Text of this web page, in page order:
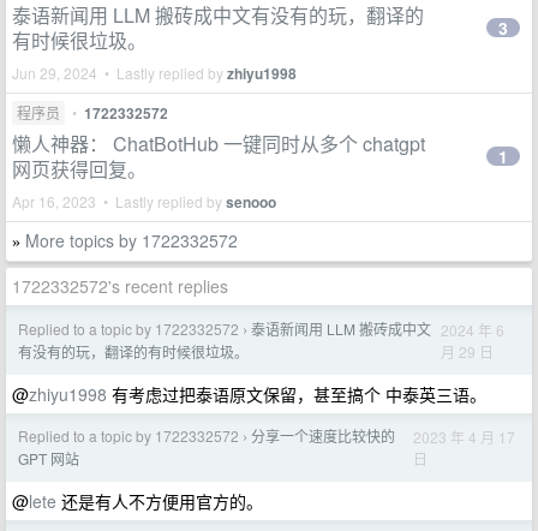
泰语新闻用 LLM 搬砖成中文有没有的玩，翻译的
有时候很垃圾。
Jun 29, 2024 • Lastly replied byzhiyu1998
3
程序员 • 1722332572
懒人神器： ChatBotHub 一键同时从多个 chatgpt
网页获得回复。
Apr 16, 2023 • Lastly replied bysenooo
1
» More topics by 1722332572
1722332572's recent replies
Replied to a topic by 1722332572 › 泰语新闻用 LLM 搬砖成中文
有没有的玩，翻译的有时候很垃圾。
2024 年 6
月 29 日
@zhiyu1998 有考虑过把泰语原文保留，甚至搞个 中泰英三语。
Replied to a topic by 1722332572 › 分享一个速度比较快的
GPT 网站
2023 年 4 月 17
日
@lete 还是有人不方便用官方的。